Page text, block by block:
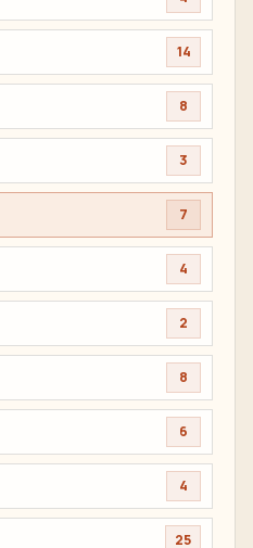
14
8
3
7
4
2
8
6
4
25